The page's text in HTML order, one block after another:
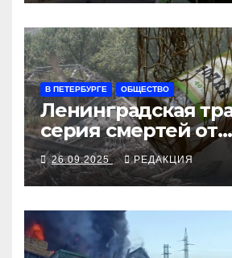
В ПЕТЕРБУРГЕ ОБЩЕСТВО
Ленинградская
серия смертей от
алкосуррогата
26.09.2025 РЕДАКЦИЯ